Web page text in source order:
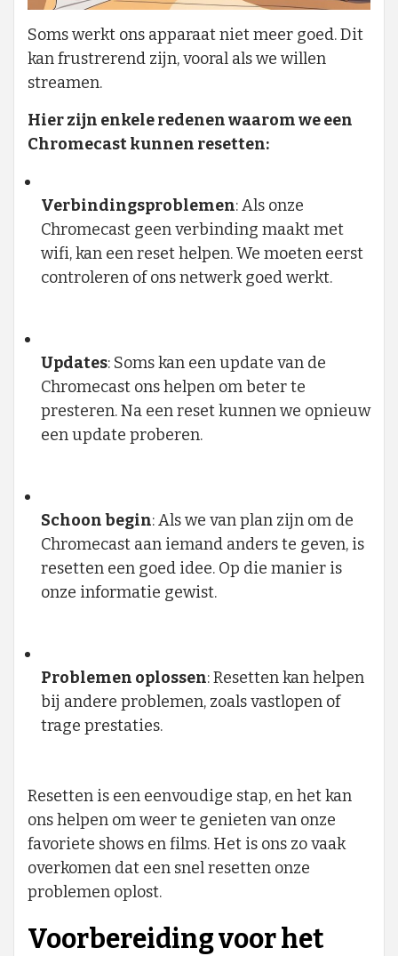
Soms werkt ons apparaat niet meer goed. Dit
kan frustrerend zijn, vooral als we willen
streamen.
Hier zijn enkele redenen waarom we een
Chromecast kunnen resetten:
Verbindingsproblemen: Als onze
Chromecast geen verbinding maakt met
wifi, kan een reset helpen. We moeten eerst
controleren of ons netwerk goed werkt.
Updates: Soms kan een update van de
Chromecast ons helpen om beter te
presteren. Na een reset kunnen we opnieuw
een update proberen.
Schoon begin: Als we van plan zijn om de
Chromecast aan iemand anders te geven, is
resetten een goed idee. Op die manier is
onze informatie gewist.
Problemen oplossen: Resetten kan helpen
bij andere problemen, zoals vastlopen of
trage prestaties.
Resetten is een eenvoudige stap, en het kan
ons helpen om weer te genieten van onze
favoriete shows en films. Het is ons zo vaak
overkomen dat een snel resetten onze
problemen oplost.
Voorbereiding voor het